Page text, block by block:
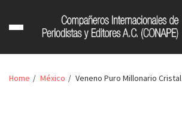
Home México Veneno Puro Millonario Cristal